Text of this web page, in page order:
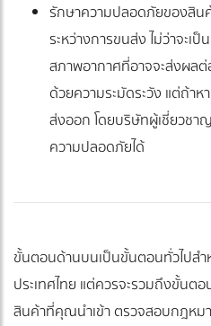
รักษาความปลอดภัยของสิน
ระหว่างการขนส่ง ไม่ว่าจะเ
สภาพอากาศที่อาจจะส่งผล
ด้วยความระมัดระวัง แต่ถ้าห
ส่งออก โดยบริษัทผู้เชี่ยวช
ความปลอดภัยได้
ขั้นตอนด้านบนเป็นขั้นตอนทั่วไปสำ
ประเทศไทย แต่ควรจะรวมถึงขั้นต
สินค้าที่คุณนำเข้า ตรวจสอบกฎหม